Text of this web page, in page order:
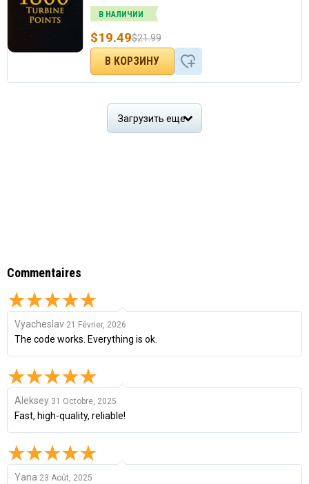
В НАЛИЧИИ
$21.99
$19.49
Загрузить еще
Commentaires
Vyacheslav 21 Février, 2026
The code works. Everything is ok.
Aleksey 31 Octobre, 2025
Fast, high-quality, reliable!
Yana 23 Août, 2025